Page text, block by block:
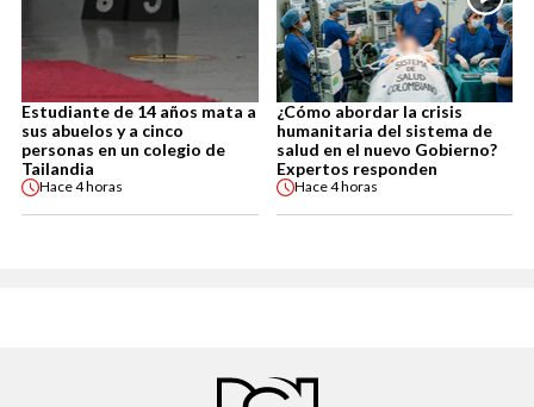
Estudiante de 14 años mata a
sus abuelos y a cinco
personas en un colegio de
Tailandia
Hace4 horas
¿Cómo abordar la crisis
humanitaria del sistema de
salud en el nuevo Gobierno?
Expertos responden
Hace4 horas